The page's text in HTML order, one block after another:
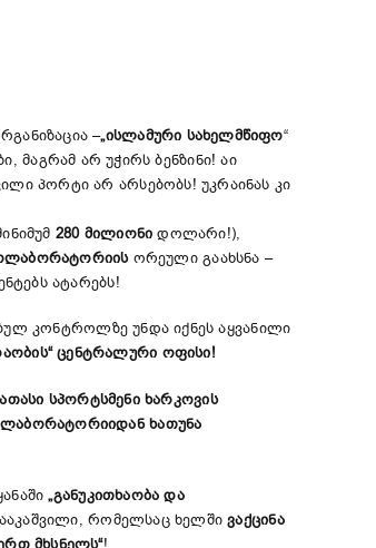
–„ისლამური სახელმწიფო“
მაგრამ არ უჭირს ბენზინი! აი
პორტი არ არსებობს! უკრაინას კი
280 მილიონი დოლარი!),
ორეული გაახსნა –
ატარებს!
კონტროლზე უნდა იქნეს აყვანილი
ცენტრალური ოფისი!
ათასი სპორტსმენი ხარკოვის
ლაბორატორიიდან ხათუნა
„განუკითხაობა და
რომელსაც ხელშივაქცინა